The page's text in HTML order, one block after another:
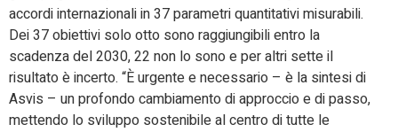
accordi internazionali in 37 parametri quantitativi misurabili.
Dei 37 obiettivi solo otto sono raggiungibili entro la
scadenza del 2030, 22 non lo sono e per altri sette il
risultato è incerto. “È urgente e necessario – è la sintesi di
Asvis – un profondo cambiamento di approccio e di passo,
mettendo lo sviluppo sostenibile al centro di tutte le